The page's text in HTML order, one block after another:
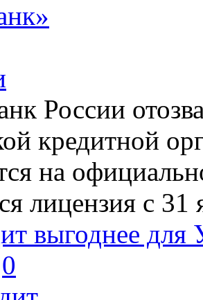
России
кредитной
на
лицензия с 31
выгоднее для
0